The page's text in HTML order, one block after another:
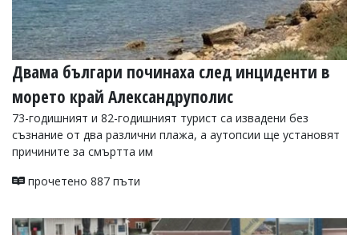
Двама българи починаха след инциденти в
морето край Александруполис
73-годишният и 82-годишният турист са извадени без
съзнание от два различни плажа, а аутопсии ще установят
причините за смъртта им
прочетено 887 пъти